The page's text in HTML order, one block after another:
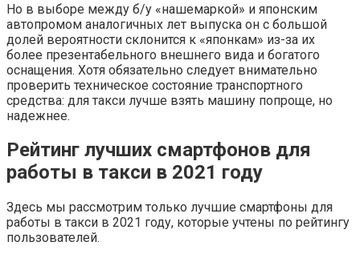
Но в выборе между б/у «нашемаркой» и японским
автопромом аналогичных лет выпуска он с большой
долей вероятности склонится к «японкам» из-за их
более презентабельного внешнего вида и богатого
оснащения. Хотя обязательно следует внимательно
проверить техническое состояние транспортного
средства: для такси лучше взять машину попроще, но
надежнее.
Рейтинг лучших смартфонов для
работы в такси в 2021 году
Здесь мы рассмотрим только лучшие смартфоны для
работы в такси в 2021 году, которые учтены по рейтингу
пользователей.